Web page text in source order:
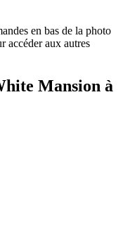
en bas de la photo
accéder aux autres
Mansion à